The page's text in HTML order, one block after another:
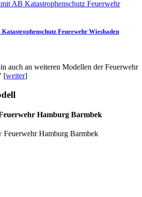
Feuerwehr Wiesbaden
auch an weiteren Modellen der Feuerwehr
[weiter]
Hamburg Barmbek